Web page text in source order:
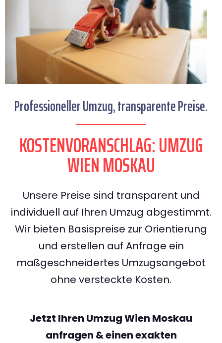
Professioneller Umzug, transparente Preise.
KOSTENVORANSCHLAG: UMZUG
WIEN MOSKAU
Unsere Preise sind transparent und
individuell auf Ihren Umzug abgestimmt.
Wir bieten Basispreise zur Orientierung
und erstellen auf Anfrage ein
maßgeschneidertes Umzugsangebot
ohne versteckte Kosten.
Jetzt Ihren Umzug Wien Moskau
anfragen & einen exakten